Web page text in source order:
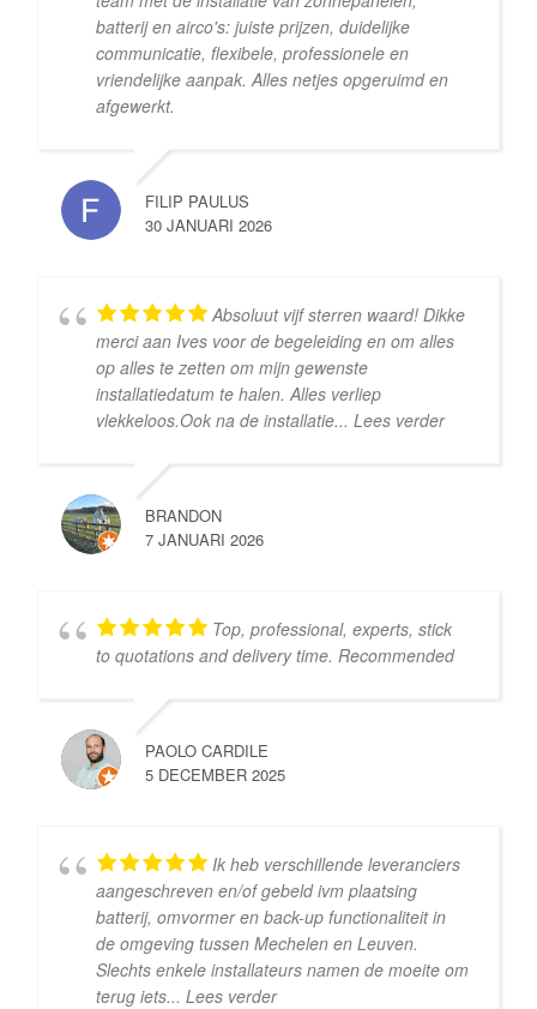
batterij en airco's: juiste prijzen, duidelijke
communicatie, flexibele, professionele en
vriendelijke aanpak. Alles netjes opgeruimd en
afgewerkt.
FILIP PAULUS
30 JANUARI 2026
Absoluut vijf sterren waard! Dikke
merci aan Ives voor de begeleiding en om alles
op alles te zetten om mijn gewenste
installatiedatum te halen. Alles verliep
vlekkeloos. ​Ook na de installatie... Lees verder
BRANDON
7 JANUARI 2026
Top, professional, experts, stick
to quotations and delivery time. Recommended
PAOLO CARDILE
5 DECEMBER 2025
Ik heb verschillende leveranciers
aangeschreven en/of gebeld ivm plaatsing
batterij, omvormer en back-up functionaliteit in
de omgeving tussen Mechelen en Leuven.
Slechts enkele installateurs namen de moeite om
terug iets... Lees verder